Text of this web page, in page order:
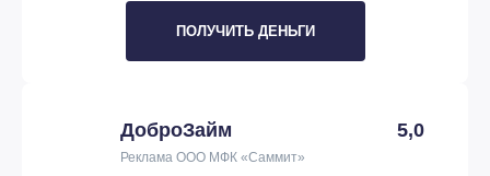
ПОЛУЧИТЬ ДЕНЬГИ
ДоброЗайм 5,0
Реклама ООО МФК «Саммит»